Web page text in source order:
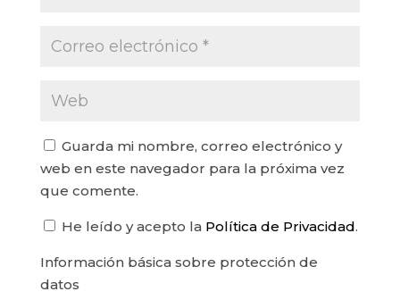
Guarda mi nombre, correo electrónico y
web en este navegador para la próxima vez
que comente.
He leído y acepto la Política de Privacidad.
Información básica sobre protección de
datos